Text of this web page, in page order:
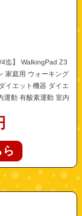
迄】 WalkingPad Z3
家庭用 ウォーキング
イエット機器 ダイエ
運動 有酸素運動 室内